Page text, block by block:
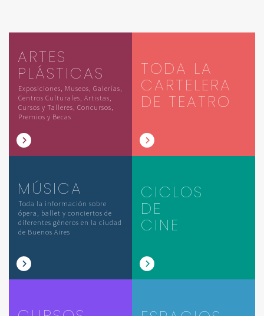
ARTES
PLÁSTICAS
Exposiciones, Museos, Galerías,
Centros Culturales, Artistas,
Cursos y Talleres, Concursos,
Premios y Becas
TODA LA
CARTELERA
DE TEATRO
MÚSICA
Toda la información sobre
ópera, ballet y conciertos de
diferentes géneros en la ciudad
de Buenos Aires
CICLOS
DE
CINE